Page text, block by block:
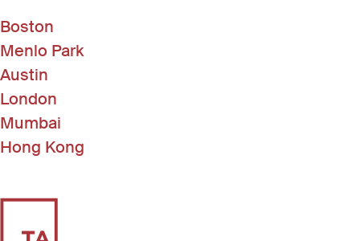
Boston
Menlo Park
Austin
London
Mumbai
Hong Kong